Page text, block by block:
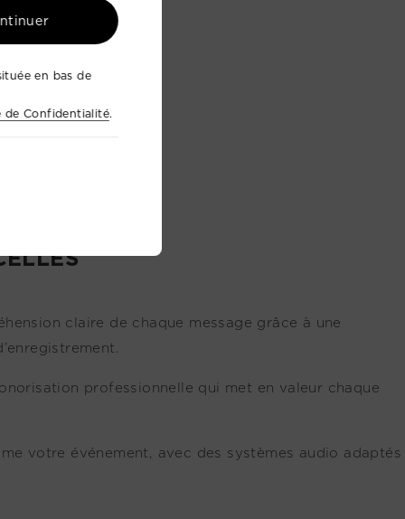
claire de chaque message grâce à une
professionnelle qui met en valeur chaque
votre événement, avec des systèmes audio adaptés
en bas de
de Confidentialité.